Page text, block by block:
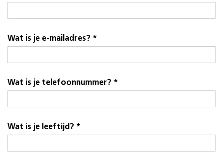
Wat is je e-mailadres? *
Wat is je telefoonnummer? *
Wat is je leeftijd? *